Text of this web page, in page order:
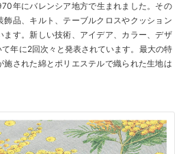
年にバレンシア地方で生まれました。その
品、キルト、テーブルクロスやクッション
す。新しい技術、アイデア、カラー、デザ
年に2回次々と発表されています。最大の特
された綿とポリエステルで織られた生地は